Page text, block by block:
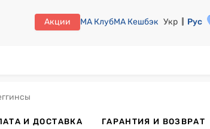
Акции МА КлубМА Кешбэк Укр Рус
И ДОСТАВКА ГАРАНТИЯ И ВОЗВРАТ